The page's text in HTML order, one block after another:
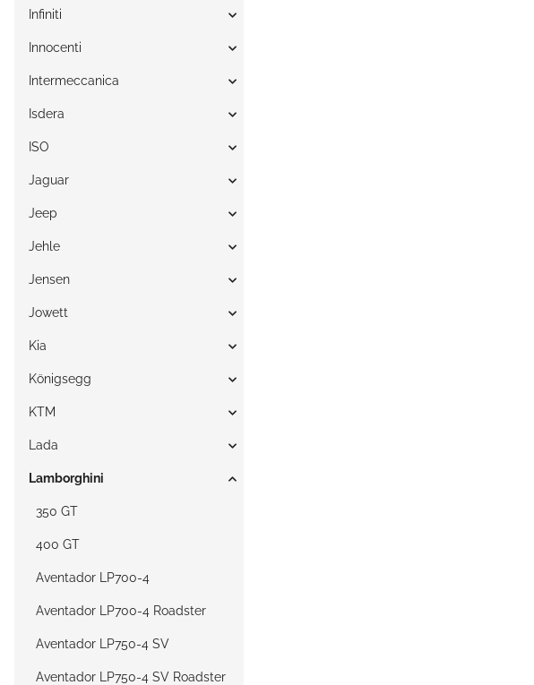
Infiniti
Innocenti
Intermeccanica
Isdera
ISO
Jaguar
Jeep
Jehle
Jensen
Jowett
Kia
Königsegg
KTM
Lada
Lamborghini
350 GT
400 GT
Aventador LP700-4
Aventador LP700-4 Roadster
Aventador LP750-4 SV
Aventador LP750-4 SV Roadster